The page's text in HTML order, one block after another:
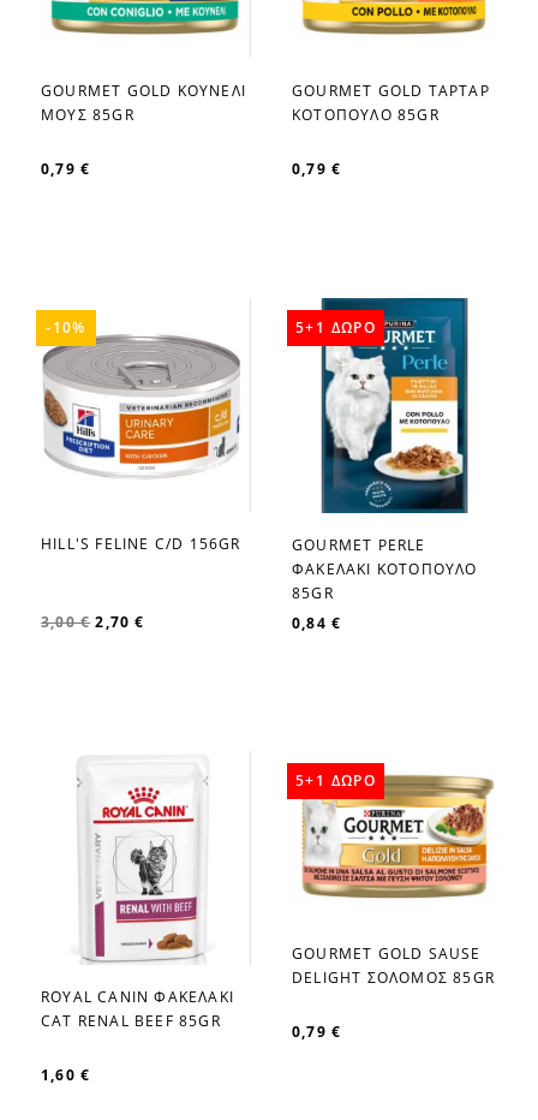
favorite_border
GOURMET GOLD ΚΟΥΝΕΛΙ
ΜΟΥΣ 85GR
0,79 €
favorite_border
GOURMET GOLD ΤΑΡΤΑΡ
ΚΟΤΟΠΟΥΛΟ 85GR
0,79 €
favorite_border
HILL'S FELINE C/D 156GR
3,00 € 2,70 €
-10%
favorite_border
GOURMET PERLE
ΦΑΚΕΛΑΚΙ ΚΟΤΟΠΟΥΛΟ
85GR
0,84 €
5+1 ΔΩΡΟ
favorite_border
ROYAL CANIN ΦΑΚΕΛΑΚΙ
CAT RENAL BEEF 85GR
1,60 €
favorite_border
GOURMET GOLD SAUSE
DELIGHT ΣΟΛΟΜΟΣ 85GR
0,79 €
5+1 ΔΩΡΟ